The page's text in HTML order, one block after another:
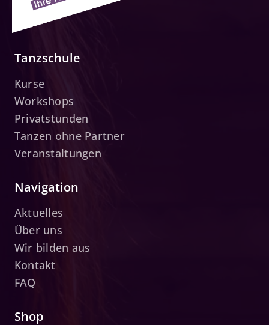
Tanzschule
Kurse
Workshops
Privatstunden
Tanzen ohne Partner
Veranstaltungen
Navigation
Aktuelles
Über uns
Wir bilden aus
Kontakt
FAQ
Shop